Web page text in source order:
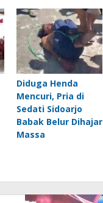
Diduga Henda
Mencuri, Pria di
Sedati Sidoarjo
Babak Belur Dihajar
Massa